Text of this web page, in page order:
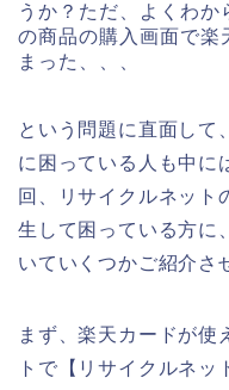
うか？ただ、よくわか
の商品の購入画面で楽
まった、、、
という問題に直面して
に困っている人も中に
回、リサイクルネット
生して困っている方に
いていくつかご紹介さ
まず、楽天カードが使
トで【リサイクルネ